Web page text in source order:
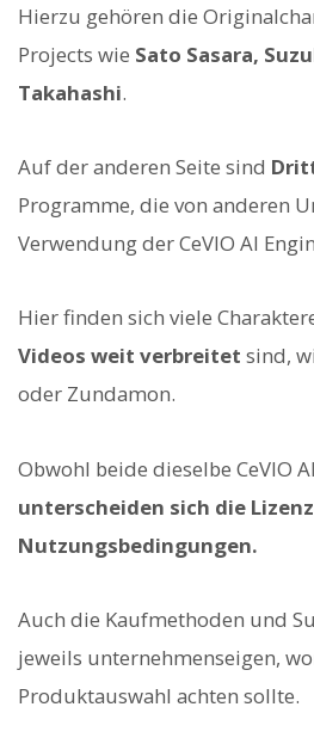
Hierzu gehören die
Projects wie Sato Sasara,
Takahashi.
Auf der anderen Seite sind
Programme, die von anderen
Verwendung der CeVIO AI
Hier finden sich viele
Videos weit verbreitet sind,
oder Zundamon.
Obwohl beide dieselbe CeVIO
unterscheiden sich die
Nutzungsbedingungen.
Auch die Kaufmethoden und
jeweils unternehmenseigen,
Produktauswahl achten sollte.